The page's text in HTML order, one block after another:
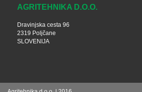
AGRITEHNIKA D.O.O.
Dravinjska cesta 96
2319 Poljčane
SLOVENIJA